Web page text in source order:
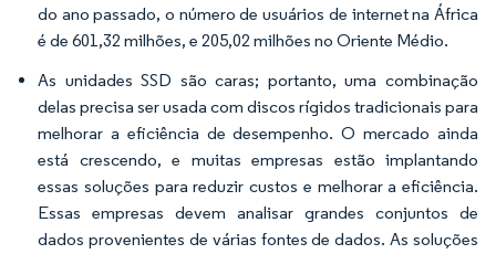
do ano passado, o número de usuários de internet na África
é de 601,32 milhões, e 205,02 milhões no Oriente Médio.
As unidades SSD são caras; portanto, uma combinação
delas precisa ser usada com discos rígidos tradicionais para
melhorar a eficiência de desempenho. O mercado ainda
está crescendo, e muitas empresas estão implantando
essas soluções para reduzir custos e melhorar a eficiência.
Essas empresas devem analisar grandes conjuntos de
dados provenientes de várias fontes de dados. As soluções